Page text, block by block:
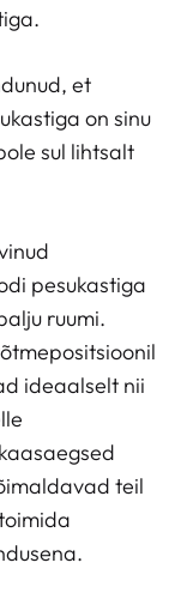
et
on sinu
sul lihtsalt
pesukastiga
ruumi.
ideaalselt nii
teil